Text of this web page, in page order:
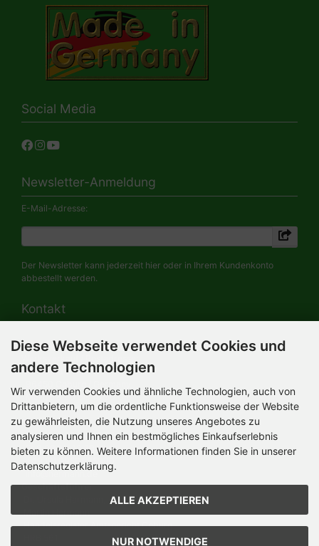
Social Media
Newsletter-Anmeldung
E-Mail-Adresse:
Der Newsletter kann jederzeit hier oder in Ihrem Kundenkonto
abbestellt werden.
Kontakt
HERMANN-Spielwaren GmbH
Werksverkauf / Postadresse:
Im Grund 9-11
Mo-Do 8.00 bis 16.30 Uhr
Bürozeiten:
Mo-Do 8.00 bis 16.30 Uhr
Fr 8.00 bis 12.30 Uhr
+49 (0) 09561 85900
info@hermann.de
Geschäftsführer
Martin Hermann
Handelsregister Amtsgericht Coburg
Diese Webseite verwendet Cookies und
andere Technologien
Wir verwenden Cookies und ähnliche Technologien, auch von
Drittanbietern, um die ordentliche Funktionsweise der Website
zu gewährleisten, die Nutzung unseres Angebotes zu
analysieren und Ihnen ein bestmögliches Einkaufserlebnis
bieten zu können. Weitere Informationen finden Sie in unserer
Datenschutzerklärung.
ALLE AKZEPTIEREN
NUR NOTWENDIGE